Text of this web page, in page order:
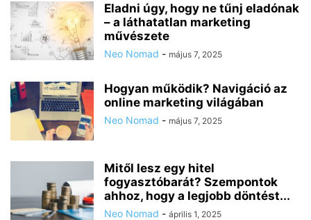
Eladni úgy, hogy ne tűnj eladónak
– a láthatatlan marketing
művészete
Neo Nomad - május 7, 2025
Hogyan működik? Navigáció az
online marketing világában
Neo Nomad - május 7, 2025
Mitől lesz egy hitel
fogyasztóbarát? Szempontok
ahhoz, hogy a legjobb döntést...
Neo Nomad - április 1, 2025